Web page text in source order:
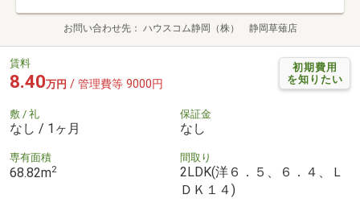
お問い合わせ先 ハウスコム静岡（株） 静岡草薙店
初期費用
を知りたい
賃料
8.40万円 / 管理費等 9000円
敷 / 礼
なし / 1ヶ月
保証金
なし
専有面積
68.82m2
間取り
2LDK(洋６．５、６．４、Ｌ
ＤＫ１４)